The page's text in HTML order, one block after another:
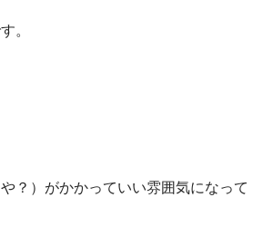
。
？）がかかっていい雰囲気になって